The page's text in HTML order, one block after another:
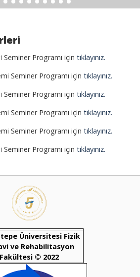
Programı için tıklayınız.
Seminer Programı için tıklayınız.
Programı için tıklayınız.
Seminer Programı için tıklayınız.
Seminer Programı için tıklayınız.
Programı için tıklayınız.
Üniversitesi Fizik
ve Rehabilitasyon
Fakültesi © 2022